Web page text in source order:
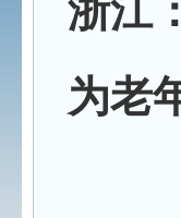
浙江
为老